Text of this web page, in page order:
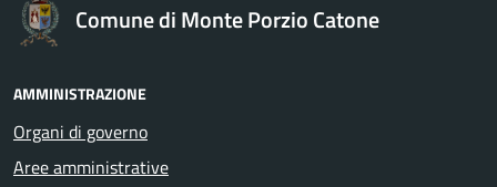
Comune di Monte Porzio Catone
AMMINISTRAZIONE
Organi di governo
Aree amministrative